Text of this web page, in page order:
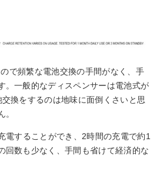
で頻繁な電池交換の手間がなく、手
。一般的なディスペンサーは電池式が
換をするのは地味に面倒くさいと思
。
電することができ、2時間の充電で約1
回数も少なく、手間も省けて経済的な